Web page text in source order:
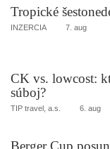
Tropické
INZERCIA 7. aug
CK vs. lowcost:
súboj?
TIP travel, a.s. 6. aug
Berger Cup